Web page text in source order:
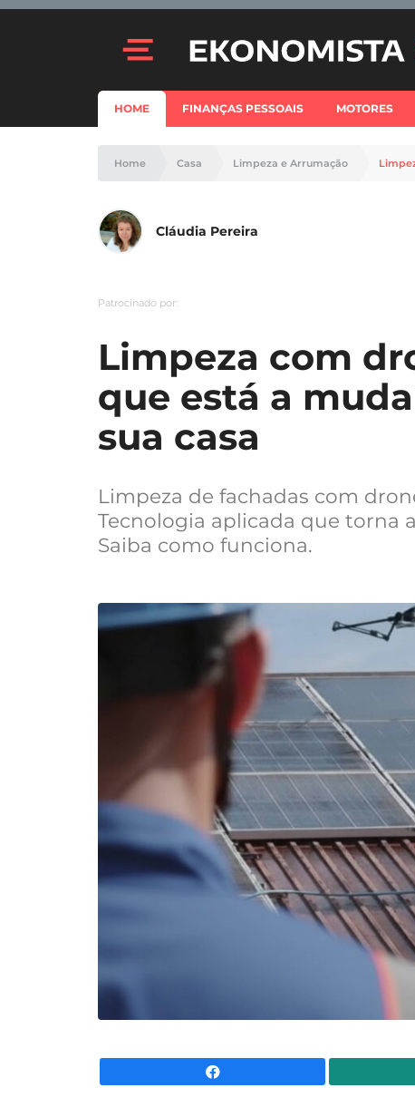
HOME FINANÇAS PESSOAIS MOTORES
Home Casa Limpeza e Arrumação
Cláudia Pereira
Limpeza com
que está a
sua casa
Patrocinado por:
Limpeza de fachadas com
Tecnologia aplicada que torna
Saiba como funciona.